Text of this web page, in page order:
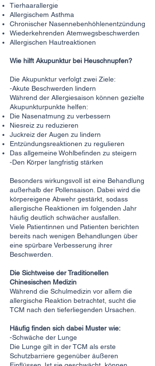
Tierhaarallergie
Allergischem Asthma
Chronischer Nasennebenhöhlenentzündung
Wiederkehrenden Atemwegsbeschwerden
Allergischen Hautreaktionen
Wie hilft Akupunktur bei Heuschnupfen?
Die Akupunktur verfolgt zwei Ziele:
-Akute Beschwerden lindern
Während der Allergiesaison können gezielte
Akupunkturpunkte helfen:
Die Nasenatmung zu verbessern
Niesreiz zu reduzieren
Juckreiz der Augen zu lindern
Entzündungsreaktionen zu regulieren
Das allgemeine Wohlbefinden zu steigern
-Den Körper langfristig stärken
Besonders wirkungsvoll ist eine Behandlung
außerhalb der Pollensaison. Dabei wird die
körpereigene Abwehr gestärkt, sodass
allergische Reaktionen im folgenden Jahr
häufig deutlich schwächer ausfallen.
Viele Patientinnen und Patienten berichten
bereits nach wenigen Behandlungen über
eine spürbare Verbesserung ihrer
Beschwerden.
Die Sichtweise der Traditionellen
Chinesischen Medizin
Während die Schulmedizin vor allem die
allergische Reaktion betrachtet, sucht die
TCM nach den tieferliegenden Ursachen.
Häufig finden sich dabei Muster wie:
-Schwäche der Lunge
Die Lunge gilt in der TCM als erste
Schutzbarriere gegenüber äußeren